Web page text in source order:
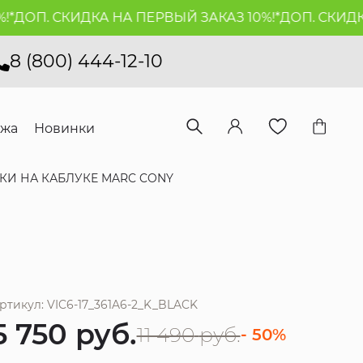
СКИДКА НА ПЕРВЫЙ ЗАКАЗ 10%!*ДОП. СКИДКА
8 (800) 444-12-10
Новинки
НА КАБЛУКЕ MARC CONY
VIC6-17_361A6-2_K_BLACK
750 руб.11 490 руб.- 50%